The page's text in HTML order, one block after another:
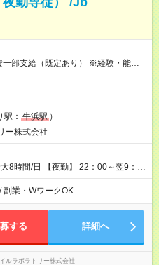
部支給（既定あり） ※経験・能力を
用時と異なる部分があります。 雇
。 給与：時給 1,660円以上
： 牛浜駅 ）
ー株式会社
8時間/日 【夜勤】 22：00～翌9：
ら翌9時 など ※上記の時間
じ曜日での勤務となります）
副業・WワークOK
する 詳細へ
ルラボラトリー株式会社